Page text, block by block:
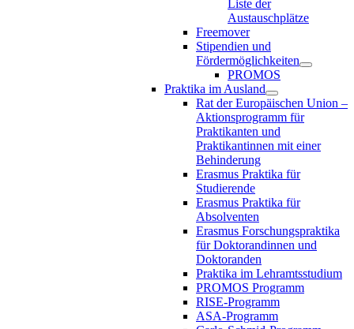
Liste der
Austauschplätze
Freemover
Stipendien und
Fördermöglichkeiten
PROMOS
Praktika im Ausland
Rat der Europäischen Union –
Aktionsprogramm für
Praktikanten und
Praktikantinnen mit einer
Behinderung
Erasmus Praktika für
Studierende
Erasmus Praktika für
Absolventen
Erasmus Forschungspraktika
für Doktorandinnen und
Doktoranden
Praktika im Lehramtsstudium
PROMOS Programm
RISE-Programm
ASA-Programm